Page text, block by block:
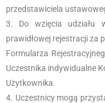
przedstawiciela
Do wzięcia udziału
prawidłowej rejestracji za
Formularza
Uczestnika indywidualne
Użytkownika.
Uczestnicy mogą